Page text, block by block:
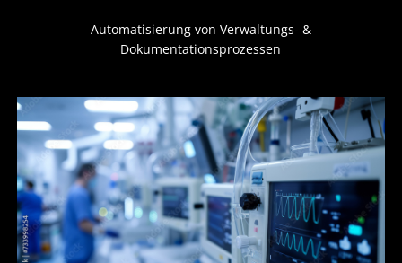
Automatisierung von Verwaltungs- &
Dokumentationsprozessen